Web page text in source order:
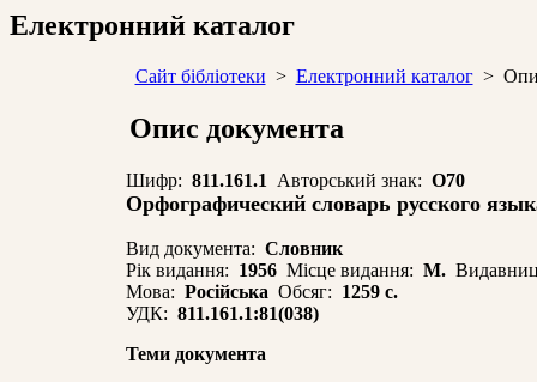
Електронний каталог
Сайт бібліотеки > Електронний каталог>
Опис документа
Шифр: 811.161.1 Авторський знак: О70
Орфографический словарь русского
Вид документа: Словник
Рік видання: 1956Місце видання: М.
Мова: Російська Обсяг: 1259 с.
УДК: 811.161.1:81(038)
Теми документа